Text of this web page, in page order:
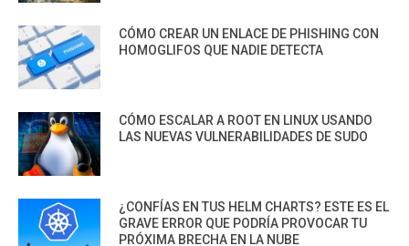
CÓMO CREAR UN ENLACE DE PHISHING CON
HOMOGLIFOS QUE NADIE DETECTA
CÓMO ESCALAR A ROOT EN LINUX USANDO
LAS NUEVAS VULNERABILIDADES DE SUDO
¿CONFÍAS EN TUS HELM CHARTS? ESTE ES EL
GRAVE ERROR QUE PODRÍA PROVOCAR TU
PRÓXIMA BRECHA EN LA NUBE